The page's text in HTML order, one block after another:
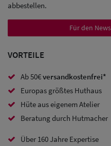
Caps
Caps
Sale: Caps
mit
abbestellen.
Für den
VORTEILE
Ab 50€versandkostenfrei*
Europas größtes Huthaus
Hüte aus eigenem Atelier
Beratung durch Hutmacher
Über 160 Jahre Expertise